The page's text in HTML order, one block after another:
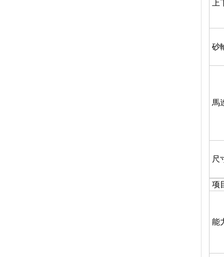
砂
馬
尺
项
能